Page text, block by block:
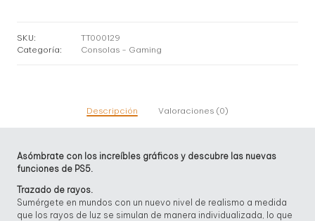
SKU:
TT000129
Categoría:
Consolas - Gaming
Descripción Valoraciones (0)
Asómbrate con los increíbles gráficos y descubre las nuevas
funciones de PS5.
Trazado de rayos.
Sumérgete en mundos con un nuevo nivel de realismo a medida
que los rayos de luz se simulan de manera individualizada, lo que